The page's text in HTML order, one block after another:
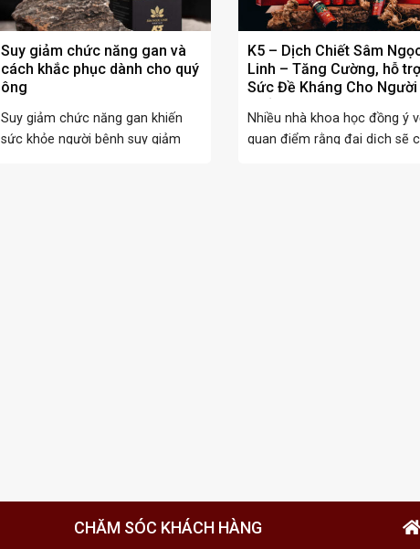
Suy giảm chức năng gan và
cách khắc phục dành cho quý
ông
Suy giảm chức năng gan khiến
sức khỏe người bệnh suy giảm
K5 – Dịch Chiết Sâm
Linh – Tăng Cường, hỗ trợ
Sức Đề Kháng Cho Người
Nhiều nhà khoa học đồng ý
quan điểm rằng đại dịch sẽ
CHĂM SÓC KHÁCH HÀNG